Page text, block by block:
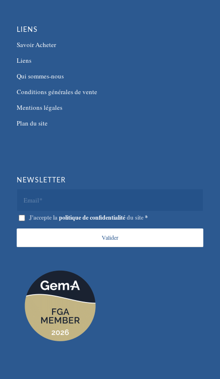
LIENS
Savoir Acheter
Liens
Qui sommes-nous
Conditions générales de vente
Mentions légales
Plan du site
NEWSLETTER
J'accepte lapolitique de confidentialitédu site*